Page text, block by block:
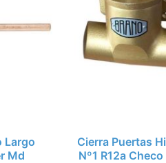
Largo
Md
Cierra Puertas
Nº1 R12a